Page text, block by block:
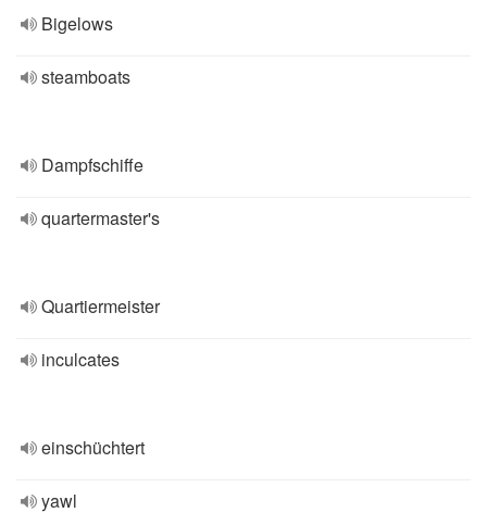
Bigelows
steamboats
Dampfschiffe
quartermaster's
Quartiermeister
inculcates
einschüchtert
yawl